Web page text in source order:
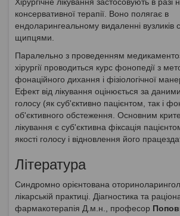
консервативної терапії. Воно полягає в
ендоларингеальному видаленні вузликів
щипцями.
Паралельно з проведенням
хірургії проводиться курс фонопедії з
фонаційного дихання і фізіологічної
Ефект від лікування оцінюється за
голосу (як суб'єктивно пацієнтом, так і
об'єктивного обстеження. Основним
лікування є суб'єктивна фіксація
якості голосу і відновлення його
Література
Синдромно орієнтована
лікарській практиці. Діагностика та
фармакотерапія Д.м.н., професор